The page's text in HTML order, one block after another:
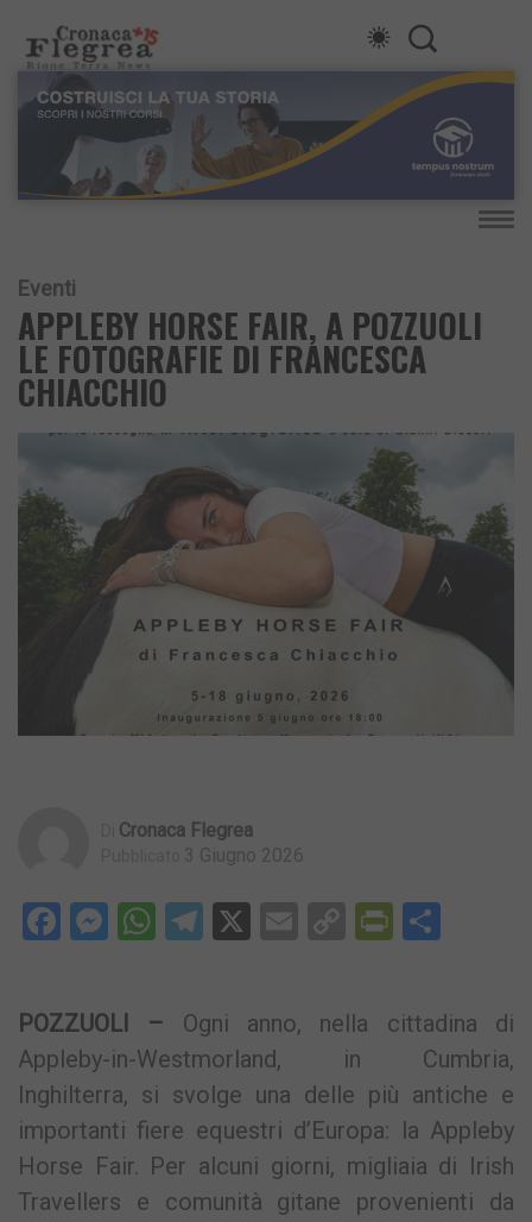
Eventi
APPLEBY HORSE FAIR, A POZZUOLI
LE FOTOGRAFIE DI FRANCESCA
CHIACCHIO
Cronaca Flegrea
3 Giugno 2026
Facebook
Messenger
WhatsApp
Telegram
X EmailCopy
POZZUOLI – Ogni anno, nella cittadina di
Appleby-in-Westmorland, in Cumbria,
Inghilterra, si svolge una delle più antiche e
importanti fiere equestri d’Europa: la Appleby
Horse Fair. Per alcuni giorni, migliaia di Irish
Travellers e comunità gitane provenienti da